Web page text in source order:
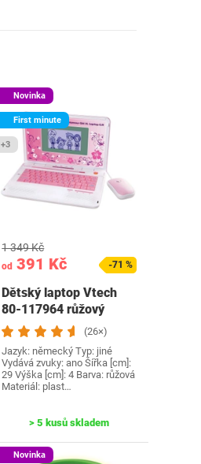
Novinka
First minute
+3
od 391 Kč
1 349 Kč
-71 %
Dětský laptop Vtech
80-117964 růžový
(26×)
Jazyk: německý Typ: jiné
Vydává zvuky: ano Šířka [cm]:
29 Výška [cm]: 4 Barva: růžová
Materiál: plast…
> 5 kusů skladem
Novinka